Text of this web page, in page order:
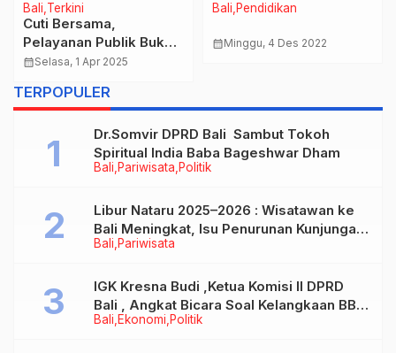
Bali Terkini
Cuti Bersama,
Pelayanan Publik Buka
Setengah Hari Pada 2
calendar_monthSelasa, 1 Apr 2025
Bali Pendidikan
calendar_monthMinggu, 4 Des 2022
TERPOPULER
Bali Pariwisata Politik
Dr.Somvir DPRD Bali Sambut Tokoh
Spiritual India Baba Bageshwar Dham
Bali Pariwisata
Libur Nataru 2025–2026 : Wisatawan ke
Bali Meningkat, Isu Penurunan Kunjungan
Tidak Benar
Bali Ekonomi Politik
IGK Kresna Budi ,Ketua Komisi II DPRD
Bali , Angkat Bicara Soal Kelangkaan BBM
Bersubsidi Jenis Solar